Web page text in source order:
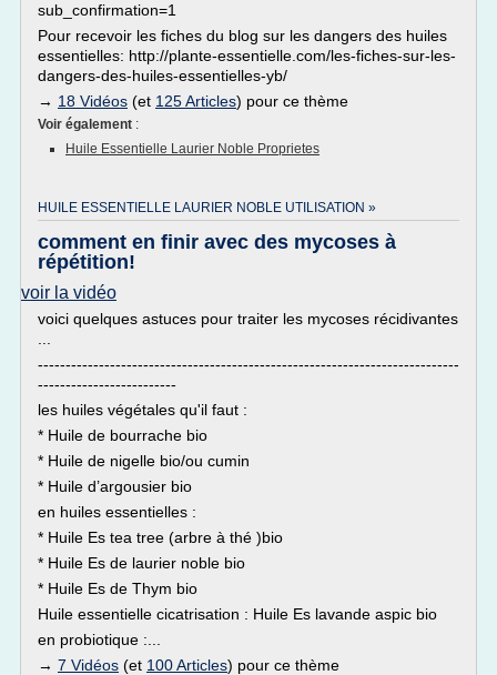
sub_confirmation=1
Pour recevoir les fiches du blog sur les dangers des huiles
essentielles: http://plante-essentielle.com/les-fiches-sur-les-
dangers-des-huiles-essentielles-yb/
→ 18 Vidéos (et 125 Articles) pour ce thème
Voir également :
Huile Essentielle Laurier Noble Proprietes
HUILE ESSENTIELLE LAURIER NOBLE UTILISATION »
comment en finir avec des mycoses à
répétition!
voir la vidéo
voici quelques astuces pour traiter les mycoses récidivantes
----------------------------------------------------------------------------
-------------------------
les huiles végétales qu'il faut :
* Huile de bourrache bio
* Huile de nigelle bio/ou cumin
* Huile d’argousier bio
en huiles essentielles :
* Huile Es tea tree (arbre à thé )bio
* Huile Es de laurier noble bio
* Huile Es de Thym bio
Huile essentielle cicatrisation : Huile Es lavande aspic bio
en probiotique :...
→ 7 Vidéos (et 100 Articles) pour ce thème